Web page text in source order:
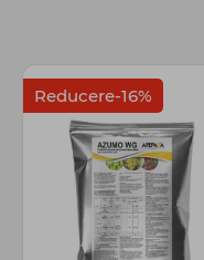
Reducere-16%